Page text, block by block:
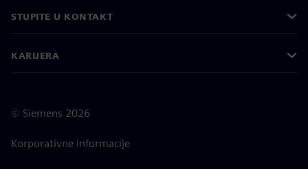
STUPITE U KONTAKT
KARIJERA
© Siemens 2026
Korporativne informacije